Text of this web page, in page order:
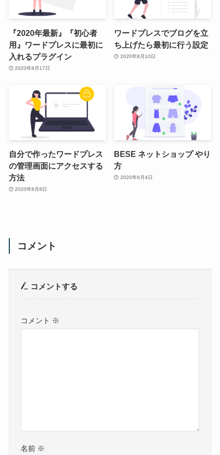
『2020年最新』『初心者
用』ワードプレスに最初に
入れるプラグイン
2020年8月17日
ワードプレスでブログを立
ち上げたら最初に行う設定
2020年8月10日
自分で作ったワードプレス
の管理画面にアクセスする
方法
2020年8月8日
BESE ネットショップ やり
方
2020年6月4日
コメント
コメントする
コメント ※
名前 ※